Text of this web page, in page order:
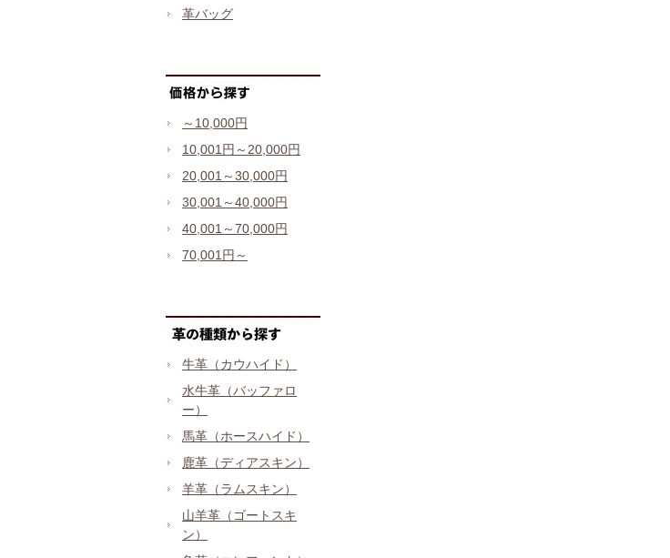
革バッグ
～10,000円
10,001円～20,000円
20,001～30,000円
30,001～40,000円
40,001～70,000円
70,001円～
牛革（カウハイド）
水牛革（バッファロ
ー）
馬革（ホースハイド）
鹿革（ディアスキン）
羊革（ラムスキン）
山羊革（ゴートスキ
ン）